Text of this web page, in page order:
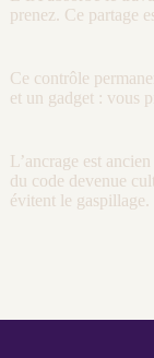
prenez. Ce partage
Ce contrôle
et un gadget : vous
L’ancrage est
du code devenue
évitent le gaspillage.